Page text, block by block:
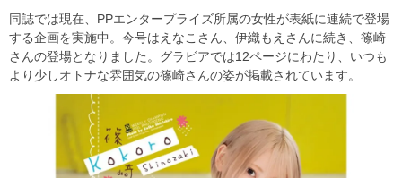
同誌では現在、PPエンタープライズ所属の女性が表紙に連続で登場
する企画を実施中。今号はえなこさん、伊織もえさんに続き、篠崎
さんの登場となりました。グラビアでは12ページにわたり、いつも
より少しオトナな雰囲気の篠崎さんの姿が掲載されています。